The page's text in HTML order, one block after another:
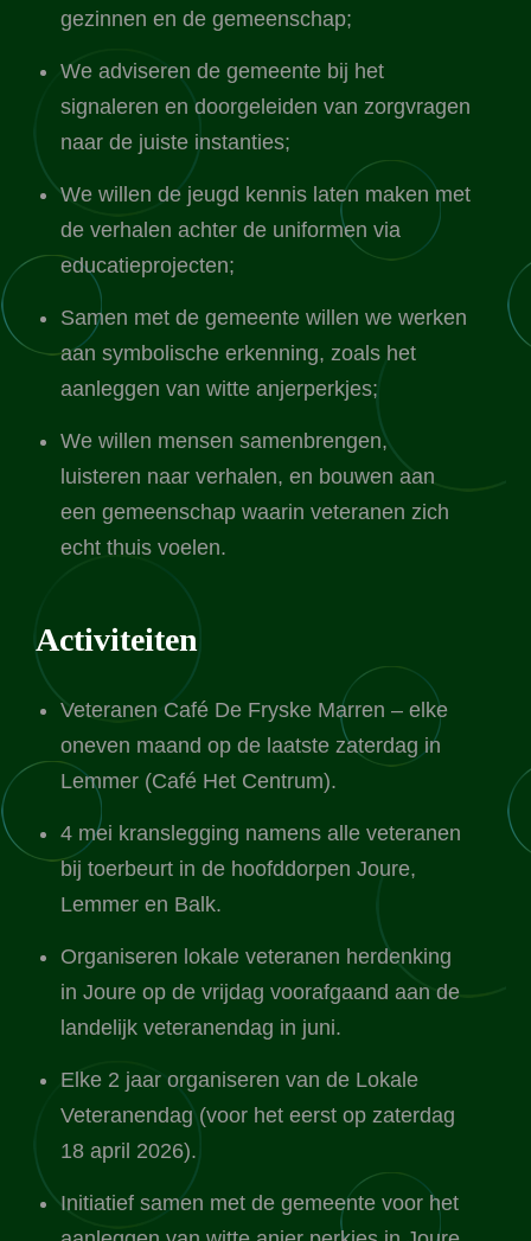
gezinnen en de gemeenschap;
We adviseren de gemeente bij het
signaleren en doorgeleiden van zorgvragen
naar de juiste instanties;
We willen de jeugd kennis laten maken met
de verhalen achter de uniformen via
educatieprojecten;
Samen met de gemeente willen we werken
aan symbolische erkenning, zoals het
aanleggen van witte anjerperkjes;
We willen mensen samenbrengen,
luisteren naar verhalen, en bouwen aan
een gemeenschap waarin veteranen zich
echt thuis voelen.
Activiteiten
Veteranen Café De Fryske Marren – elke
oneven maand op de laatste zaterdag in
Lemmer (Café Het Centrum).
4 mei kranslegging namens alle veteranen
bij toerbeurt in de hoofddorpen Joure,
Lemmer en Balk.
Organiseren lokale veteranen herdenking
in Joure op de vrijdag voorafgaand aan de
landelijk veteranendag in juni.
Elke 2 jaar organiseren van de Lokale
Veteranendag (voor het eerst op zaterdag
18 april 2026).
Initiatief samen met de gemeente voor het